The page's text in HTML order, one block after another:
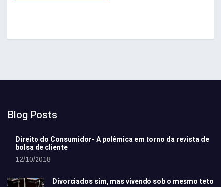
Blog Posts
Direito do Consumidor- A polêmica em torno da revista de
bolsa de cliente
12/10/2018
Divorciados sim, mas vivendo sob o mesmo teto